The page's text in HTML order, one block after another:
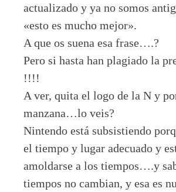
actualizado y ya no somos
«esto es mucho mejor».
A que os suena esa frase….?
Pero si hasta han plagiado la
!!!!
A ver, quita el logo de la N y
manzana…lo veis?
Nintendo está subsistiendo
el tiempo y lugar adecuado y
amoldarse a los tiempos….y
tiempos no cambian, y esa es